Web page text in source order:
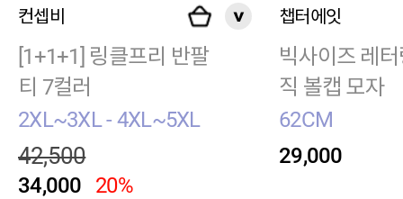
컨셉비
[1+1+1] 링클프리 반팔
티 7컬러
2XL~3XL - 4XL~5XL
42,500
34,000 20%
챕터에잇
빅사이즈 레
직 볼캡 모자
62CM
29,000